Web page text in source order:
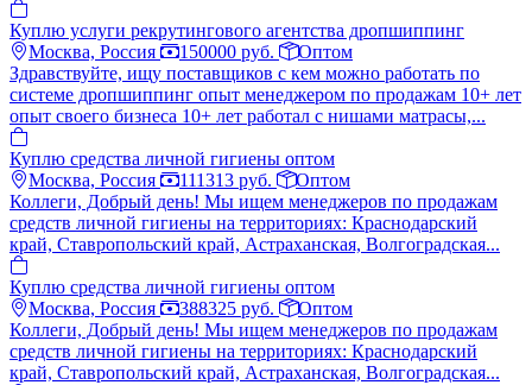
Куплю услуги рекрутингового агентства дропшиппинг
Москва, Россия
150000 руб.
Оптом
Здравствуйте, ищу поставщиков с кем можно работать по
системе дропшиппинг опыт менеджером по продажам 10+ лет
опыт своего бизнеса 10+ лет работал с нишами матрасы,...
Куплю средства личной гигиены оптом
Москва, Россия
111313 руб.
Оптом
Коллеги, Добрый день! Мы ищем менеджеров по продажам
средств личной гигиены на территориях: Краснодарский
край, Ставропольский край, Астраханская, Волгоградская...
Куплю средства личной гигиены оптом
Москва, Россия
388325 руб.
Оптом
Коллеги, Добрый день! Мы ищем менеджеров по продажам
средств личной гигиены на территориях: Краснодарский
край, Ставропольский край, Астраханская, Волгоградская...